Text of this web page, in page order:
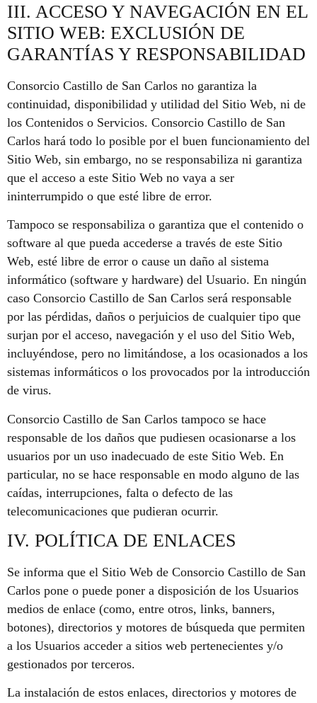
III. ACCESO Y NAVEGACIÓN EN EL
SITIO WEB: EXCLUSIÓN DE
GARANTÍAS Y RESPONSABILIDAD
Consorcio Castillo de San Carlos no garantiza la
continuidad, disponibilidad y utilidad del Sitio Web, ni de
los Contenidos o Servicios. Consorcio Castillo de San
Carlos hará todo lo posible por el buen funcionamiento del
Sitio Web, sin embargo, no se responsabiliza ni garantiza
que el acceso a este Sitio Web no vaya a ser
ininterrumpido o que esté libre de error.
Tampoco se responsabiliza o garantiza que el contenido o
software al que pueda accederse a través de este Sitio
Web, esté libre de error o cause un daño al sistema
informático (software y hardware) del Usuario. En ningún
caso Consorcio Castillo de San Carlos será responsable
por las pérdidas, daños o perjuicios de cualquier tipo que
surjan por el acceso, navegación y el uso del Sitio Web,
incluyéndose, pero no limitándose, a los ocasionados a los
sistemas informáticos o los provocados por la introducción
de virus.
Consorcio Castillo de San Carlos tampoco se hace
responsable de los daños que pudiesen ocasionarse a los
usuarios por un uso inadecuado de este Sitio Web. En
particular, no se hace responsable en modo alguno de las
caídas, interrupciones, falta o defecto de las
telecomunicaciones que pudieran ocurrir.
IV. POLÍTICA DE ENLACES
Se informa que el Sitio Web de Consorcio Castillo de San
Carlos pone o puede poner a disposición de los Usuarios
medios de enlace (como, entre otros, links, banners,
botones), directorios y motores de búsqueda que permiten
a los Usuarios acceder a sitios web pertenecientes y/o
gestionados por terceros.
La instalación de estos enlaces, directorios y motores de